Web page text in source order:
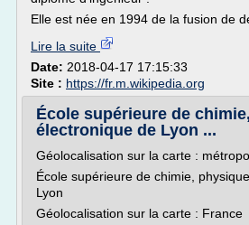
Elle est née en 1994 de la fusion de
Lire la suite
Date: 2018-04-17 17:15:33
Site : https://fr.m.wikipedia.org
École supérieure de
électronique de Lyon ...
Géolocalisation sur la carte :
École supérieure de chimie,
Lyon
Géolocalisation sur la carte : France